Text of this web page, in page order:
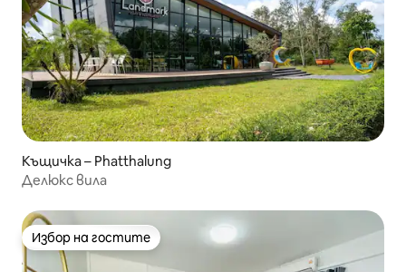
Къщичка – Phatthalung
Делюкс вила
Избор на гостите
Избор на гостите